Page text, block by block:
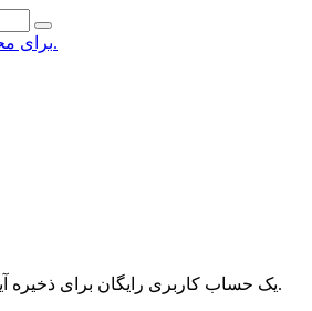
برای محصولات بیشتر کلیک کنید.
یک حساب کاربری رایگان برای ذخیره آیتم‌های محبوب ایجاد کنید.